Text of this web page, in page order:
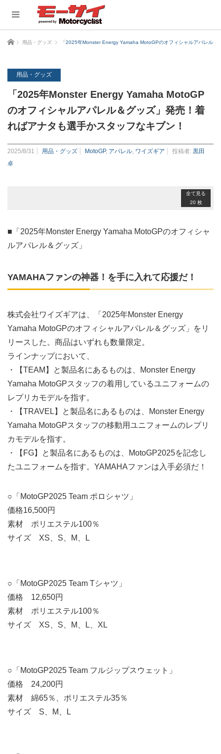
ホーム 用品・グッズ 「2025年Monster Energy Yamaha MotoGPのオフィシャルアパレル
用品・グッズ
「2025年Monster Energy Yamaha MotoGP
のオフィシャルアパレル＆グッズ」発売！着
ればアナタも選手かスタッフなキブン！
2025/8/31 用品・グッズ MotoGP, アパレル ワイズギア 投稿者: 黒田
卓
全て見る
20 枚
■「2025年Monster Energy Yamaha MotoGPのオフィシャ
ルアパレル＆グッズ」
YAMAHAファンの神器！を手に入れて応援だ！
株式会社ワイズギアは、「2025年Monster Energy
Yamaha MotoGPのオフィシャルアパレル＆グッズ」をリ
リースした。商品はいずれも数量限定。
ラインナップにおいて、
・【TEAM】と製品名にあるものは、Monster Energy
Yamaha MotoGPスタッフの着用しているユニフォームの
レプリカモデルを指す。
・【TRAVEL】と製品名にあるものは、Monster Energy
Yamaha MotoGPスタッフの移動用ユニフォームのレプリ
カモデルを指す。
・【FG】と製品名にあるものは、MotoGP2025を記念し
たユニフォームを指す。YAMAHAファンは入手必須だ！
○「MotoGP2025 Team ポロシャツ」
価格16,500円
素材 ポリエステル100％
サイズ XS、S、M、L
○「MotoGP2025 Team Tシャツ」
価格 12,650円
素材 ポリエステル100％
サイズ XS、S、M、L、XL
○「MotoGP2025 Team フルジップスウェット」
価格 24,200円
素材 綿65％、ポリエステル35％
サイズ S、M、L